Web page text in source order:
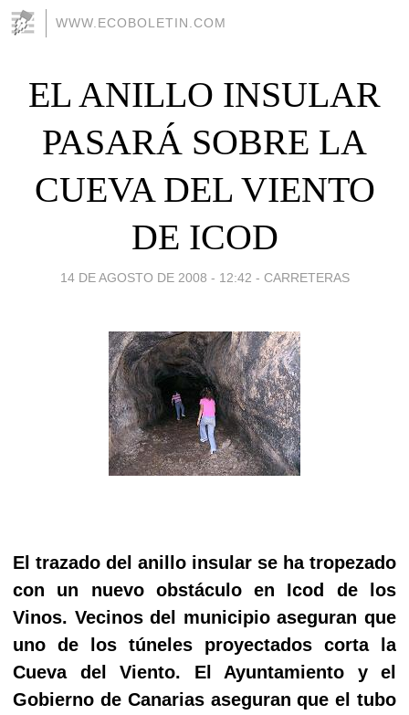
WWW.ECOBOLETIN.COM
EL ANILLO INSULAR
PASARÁ SOBRE LA
CUEVA DEL VIENTO
DE ICOD
14 DE AGOSTO DE 2008 - 12:42 - CARRETERAS
El trazado del anillo insular se ha tropezado
con un nuevo obstáculo en Icod de los
Vinos. Vecinos del municipio aseguran que
uno de los túneles proyectados corta la
Cueva del Viento. El Ayuntamiento y el
Gobierno de Canarias aseguran que el tubo